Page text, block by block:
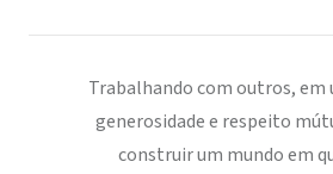
Trabalhando com outros, em
generosidade e respeito
construir um mundo em